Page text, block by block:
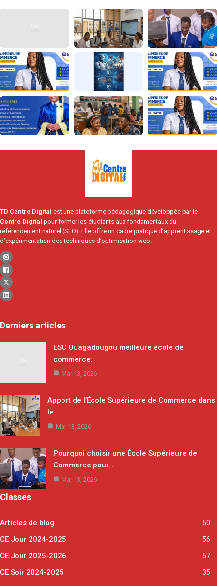
TD Centre Digital est une plateforme pédagogique développée par le
Centre Digital pour former les étudiants aux fondamentaux du
référencement naturel (SEO). Elle offre un cadre pratique d’apprentissage et
d’expérimentation des techniques d’optimisation web.
Derniers articles
ESC Ouagadougou meilleure école de
commerce.
Mar 13, 2026
Apport de l’École Supérieure de Commerce dans
le…
Mar 13, 2026
Pourquoi choisir une École Supérieure de
Commerce pour…
Mar 13, 2026
Classes
Articles de blog 50
CE Jour 2024-2025 56
CE Jour 2025-2026 57
CE Soir 2024-2025 35